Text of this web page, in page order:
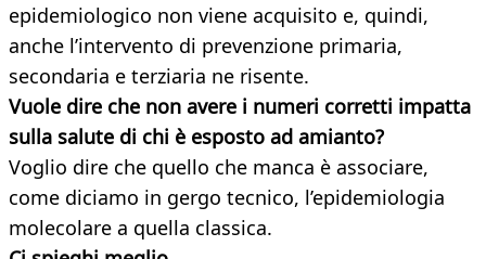
epidemiologico non viene acquisito e, quindi,
anche l’intervento di prevenzione primaria,
secondaria e terziaria ne risente.
Vuole dire che non avere i numeri corretti impatta
sulla salute di chi è esposto ad amianto?
Voglio dire che quello che manca è associare,
come diciamo in gergo tecnico, l’epidemiologia
molecolare a quella classica.